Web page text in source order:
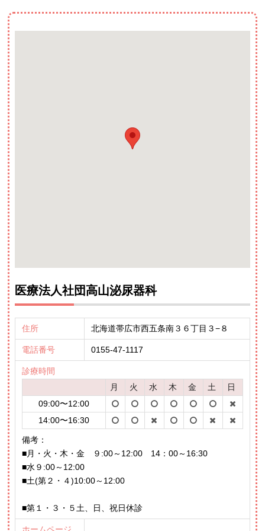
医療法人社団高山泌尿器科
住所 北海道帯広市西五条南３６丁目３−８
電話番号 0155-47-1117
診療時間
月
火 水 木 金 土
日
09:00〜12:00
14:00〜16:30
備考：
■月・火・木・金 ９:00～12:00 14：00～16:30
■水９:00～12:00
■土(第２・４)10:00～12:00
■第１・３・５土、日、祝日休診